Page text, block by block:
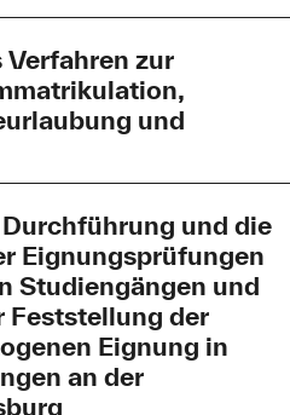
Verfahren zur
und
Fassung-
zur Voranmeldung,
Beurlaubung und
Hochschule
in der konsolidierten -
der Dritten
(gültig ab:
und die
Eignungsprüfungen
Studiengängen und
Feststellung der
Eignung in
an der